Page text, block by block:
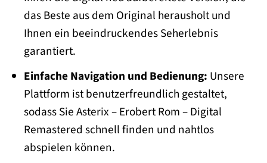
das Beste aus dem Original herausholt und
Ihnen ein beeindruckendes Seherlebnis
garantiert.
Einfache Navigation und Bedienung: Unsere
Plattform ist benutzerfreundlich gestaltet,
sodass Sie Asterix – Erobert Rom – Digital
Remastered schnell finden und nahtlos
abspielen können.